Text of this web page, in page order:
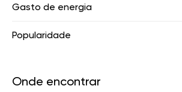
Gasto de energia
Popularidade
Onde encontrar